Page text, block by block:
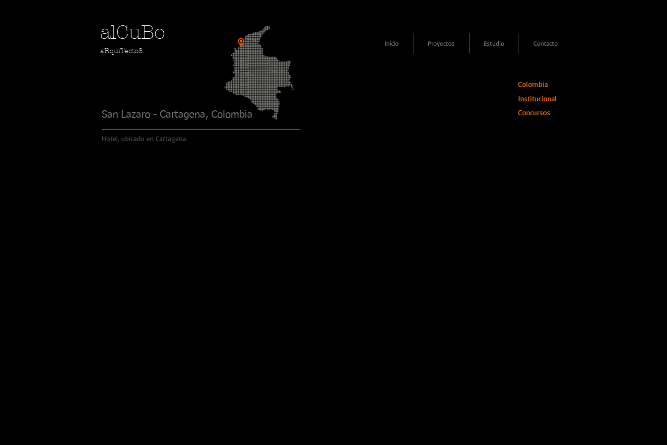
alCuBo
aRquiTectoS
Inicio Proyectos Estudio Contacto
San Lazaro - Cartagena, Colombia
Hotel, ubicado en Cartagena
Concursos
Institucional
Colombia